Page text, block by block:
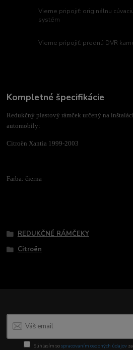
Vieme pripojiť: originálnu
systém
Vieme pripojiť: prednú DVR
Kompletné špecifikácie
Redukčný plastový rámček určený na
automobily:
Citroën Xantia 1999-2003
Farba: čierna
REDUKČNÉ RÁMČEKY
Citroën
Súhlasím sospracovaním osobných údajov